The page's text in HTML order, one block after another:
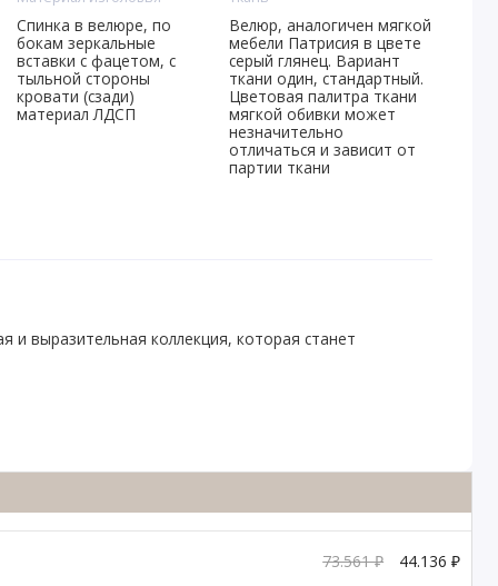
Спинка в велюре, по
бокам зеркальные
вставки с фацетом, с
тыльной стороны
кровати (сзади)
материал ЛДСП
Велюр, аналогичен мягкой
мебели Патрисия в цвете
серый глянец. Вариант
ткани один, стандартный.
Цветовая палитра ткани
мягкой обивки может
незначительно
отличаться и зависит от
партии ткани
и выразительная коллекция, которая станет
73.561 ₽ 44.136 ₽